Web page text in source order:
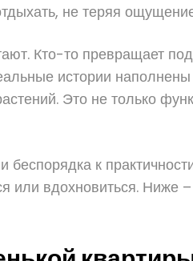
не теряя
Кто-то превращает
истории
Это не только
к
вдохновиться. Ниже